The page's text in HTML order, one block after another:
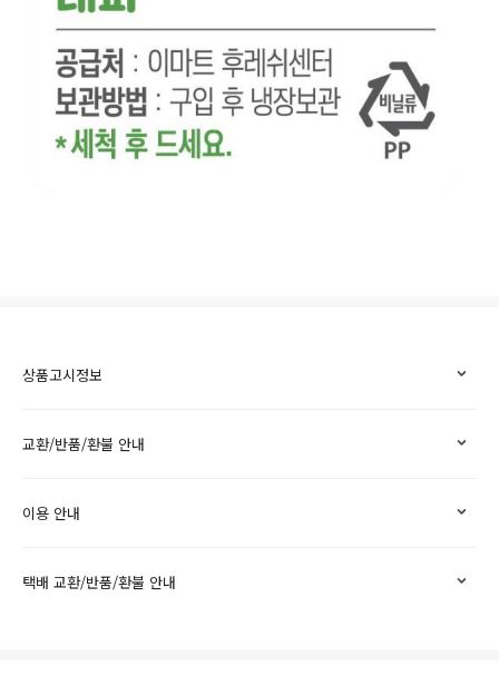
상품고시정보
교환/반품/환불 안내
이용 안내
택배 교환/반품/환불 안내